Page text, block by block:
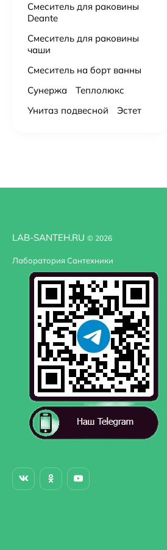
Смеситель для раковины
Deante
Смеситель для раковины
чаши
Смеситель на борт ванны
Сунержа
Теплолюкс
Унитаз подвесной
Эстет
LAB-SANTEH.RU © 2026
Лаборатория Сантехники